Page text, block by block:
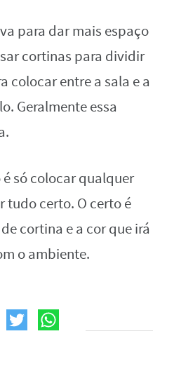
para dar mais espaço
cortinas para dividir
colocar entre a sala e a
Geralmente essa
é só colocar qualquer
tudo certo. O certo é
cortina e a cor que irá
o ambiente.